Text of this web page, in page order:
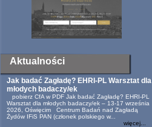
Aktualności
Jak badać Zagładę? EHRI-PL Warsztat dla
młodych badaczy/ek
pobierz CfA w PDF Jak badać Zagładę? EHRI-PL
Warsztat dla młodych badaczy/ek – 13-17 września
2026, Oświęcim Centrum Badań nad Zagładą
Żydów IFiS PAN (członek polskiego w...
więcej...